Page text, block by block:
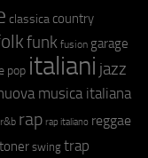
classica country
funk fusion garage
pop italiani jazz
musica italiana
r&b rap rap italiano reggae
swing trap